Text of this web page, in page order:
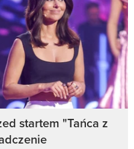
startem "Tańca z